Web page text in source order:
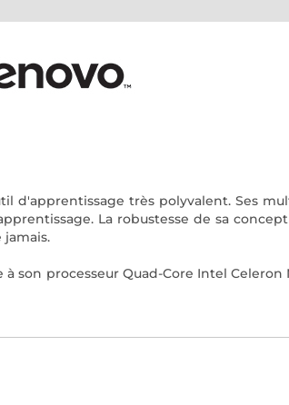
d'apprentissage très polyvalent. Ses
La robustesse de sa
son processeur Quad-Core Intel Celeron